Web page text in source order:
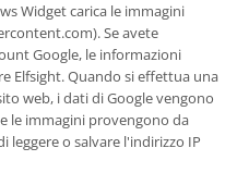
Widget carica le immagini
Se avete
Google, le informazioni
Elfsight. Quando si effettua una
web, i dati di Google vengono
le immagini provengono da
leggere o salvare l'indirizzo IP